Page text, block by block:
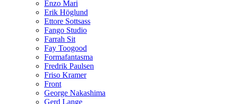
Enzo Mari
Erik Höglund
Ettore Sottsass
Fango Studio
Farrah Sit
Fay Toogood
Formafantasma
Fredrik Paulsen
Friso Kramer
Front
George Nakashima
Gerd Lange